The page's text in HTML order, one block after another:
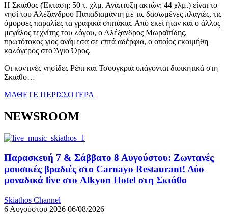
Η Σκιάθος (Έκταση: 50 τ. χλμ. Ανάπτυξη ακτών: 44 χλμ.) είναι το
νησί του Αλέξανδρου Παπαδιαμάντη με τις δασωμένες πλαγιές, τις
όμορφες παραλίες τα γραφικά σπιτάκια. Από εκεί ήταν και ο άλλος
μεγάλος τεχνίτης του λόγου, ο Αλέξανδρος Μωραϊτίδης,
πρωτότοκος γιος ανάμεσα σε επτά αδέρφια, ο οποίος εκοιμήθη
καλόγερος στο Άγιο Όρος.
Οι κοντινές νησίδες Ρέπι και Τσουγκριά υπάγονται διοικητικά στη
Σκιάθο…
ΜΑΘΕΤΕ ΠΕΡΙΣΣΟΤΕΡΑ
NEWSROOM
Παρασκευή 7 & Σάββατο 8 Αυγούστου: Ζωντανές
μουσικές βραδιές στο Carnayo Restaurant! Δύο
μοναδικά live στο Alkyon Hotel στη Σκιάθο
Skiathos Channel
6 Αυγούστου 2026 06/08/2026